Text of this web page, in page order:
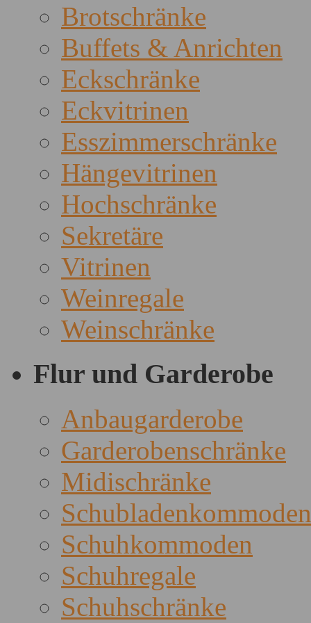
Brotschränke
Buffets & Anrichten
Eckschränke
Eckvitrinen
Esszimmerschränke
Hängevitrinen
Hochschränke
Sekretäre
Vitrinen
Weinregale
Weinschränke
Flur und Garderobe
Anbaugarderobe
Garderobenschränke
Midischränke
Schubladenkommoden
Schuhkommoden
Schuhregale
Schuhschränke